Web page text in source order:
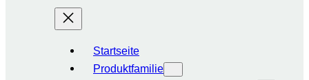
Startseite
Produktfamilie